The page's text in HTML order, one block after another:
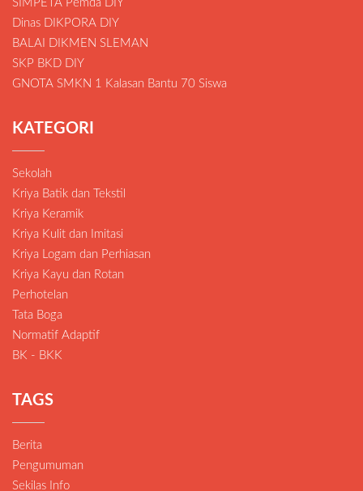
SIMPETA Pemda DIY
Dinas DIKPORA DIY
BALAI DIKMEN SLEMAN
SKP BKD DIY
GNOTA SMKN 1 Kalasan Bantu 70 Siswa
KATEGORI
Sekolah
Kriya Batik dan Tekstil
Kriya Keramik
Kriya Kulit dan Imitasi
Kriya Logam dan Perhiasan
Kriya Kayu dan Rotan
Perhotelan
Tata Boga
Normatif Adaptif
BK - BKK
TAGS
Berita
Pengumuman
Sekilas Info